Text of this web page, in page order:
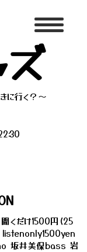
に行く？～
くだけ1500円(25
坂井美保bass 岩